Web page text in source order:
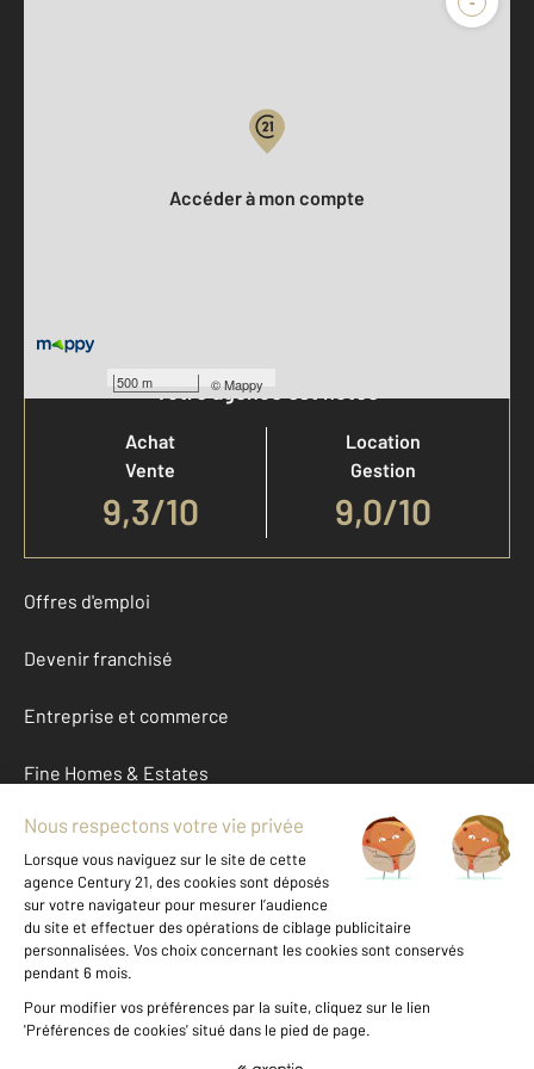
500 m ©Mappy
Accéder à mon compte
Votre agence est notée
Achat
Vente
9,3/10
Location
Gestion
9,0/10
Offres d'emploi
Devenir franchisé
Entreprise et commerce
Fine Homes & Estates
À propos
International
Nous contacter